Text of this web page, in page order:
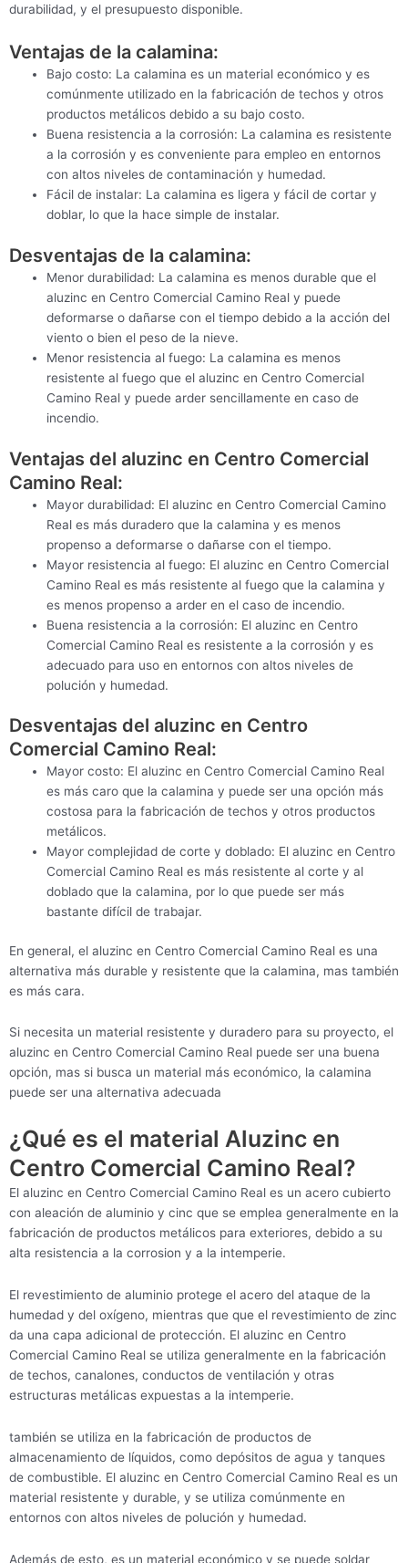
durabilidad, y el presupuesto disponible.
Ventajas de la calamina:
Bajo costo: La calamina es un material económico y es
comúnmente utilizado en la fabricación de techos y otros
productos metálicos debido a su bajo costo.
Buena resistencia a la corrosión: La calamina es resistente
a la corrosión y es conveniente para empleo en entornos
con altos niveles de contaminación y humedad.
Fácil de instalar: La calamina es ligera y fácil de cortar y
doblar, lo que la hace simple de instalar.
Desventajas de la calamina:
Menor durabilidad: La calamina es menos durable que el
aluzinc en Centro Comercial Camino Real y puede
deformarse o dañarse con el tiempo debido a la acción del
viento o bien el peso de la nieve.
Menor resistencia al fuego: La calamina es menos
resistente al fuego que el aluzinc en Centro Comercial
Camino Real y puede arder sencillamente en caso de
incendio.
Ventajas del aluzinc en Centro Comercial
Camino Real:
Mayor durabilidad: El aluzinc en Centro Comercial Camino
Real es más duradero que la calamina y es menos
propenso a deformarse o dañarse con el tiempo.
Mayor resistencia al fuego: El aluzinc en Centro Comercial
Camino Real es más resistente al fuego que la calamina y
es menos propenso a arder en el caso de incendio.
Buena resistencia a la corrosión: El aluzinc en Centro
Comercial Camino Real es resistente a la corrosión y es
adecuado para uso en entornos con altos niveles de
polución y humedad.
Desventajas del aluzinc en Centro
Comercial Camino Real:
Mayor costo: El aluzinc en Centro Comercial Camino Real
es más caro que la calamina y puede ser una opción más
costosa para la fabricación de techos y otros productos
metálicos.
Mayor complejidad de corte y doblado: El aluzinc en Centro
Comercial Camino Real es más resistente al corte y al
doblado que la calamina, por lo que puede ser más
bastante difícil de trabajar.
En general, el aluzinc en Centro Comercial Camino Real es una
alternativa más durable y resistente que la calamina, mas también
es más cara.
Si necesita un material resistente y duradero para su proyecto, el
aluzinc en Centro Comercial Camino Real puede ser una buena
opción, mas si busca un material más económico, la calamina
puede ser una alternativa adecuada
¿Qué es el material Aluzinc en
Centro Comercial Camino Real?
El aluzinc en Centro Comercial Camino Real es un acero cubierto
con aleación de aluminio y cinc que se emplea generalmente en la
fabricación de productos metálicos para exteriores, debido a su
alta resistencia a la corrosion y a la intemperie.
El revestimiento de aluminio protege el acero del ataque de la
humedad y del oxígeno, mientras que que el revestimiento de zinc
da una capa adicional de protección. El aluzinc en Centro
Comercial Camino Real se utiliza generalmente en la fabricación
de techos, canalones, conductos de ventilación y otras
estructuras metálicas expuestas a la intemperie.
también se utiliza en la fabricación de productos de
almacenamiento de líquidos, como depósitos de agua y tanques
de combustible. El aluzinc en Centro Comercial Camino Real es un
material resistente y durable, y se utiliza comúnmente en
entornos con altos niveles de polución y humedad.
Además de esto, es un material económico y se puede soldar